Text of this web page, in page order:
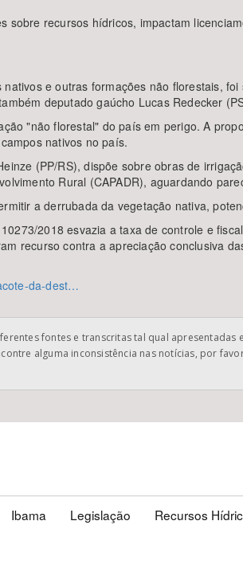
sobre recursos hídricos, impactam
e outras formações não florestais,
deputado gaúcho Lucas Redecker
"não florestal" do país em perigo. A
nativos no país.
(PP/RS), dispõe sobre obras de
Rural (CAPADR), aguardando
a derrubada da vegetação nativa,
2018 esvazia a taxa de controle e
recurso contra a apreciação conclusiva
da-dest…
fontes e transcritas tal qual
alguma inconsistência nas notícias, por
Ibama Legislação Recursos